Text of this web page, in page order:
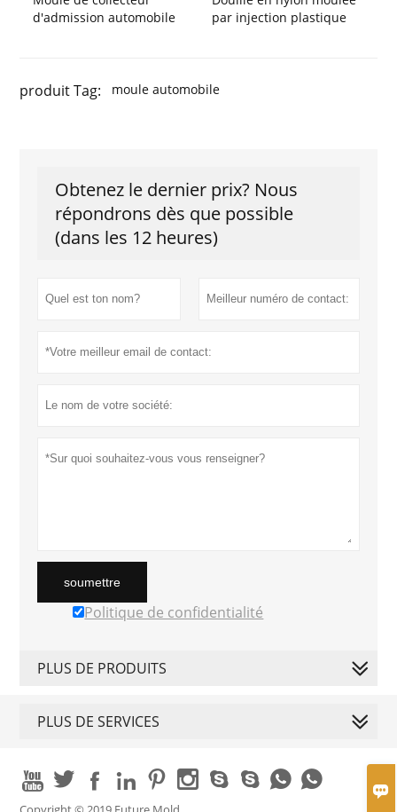

d'admission automobile
par injection plastique
produit Tag: moule automobile
Obtenez le dernier prix? Nous
répondrons dès que possible
(dans les 12 heures)
soumettre
Politique de confidentialité
PLUS DE PRODUITS
PLUS DE SERVICES
         